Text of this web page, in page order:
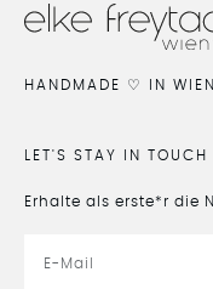
HANDMADE ♡ IN WIEN
LET'S STAY IN TOUCH
Erhalte als erste*r die